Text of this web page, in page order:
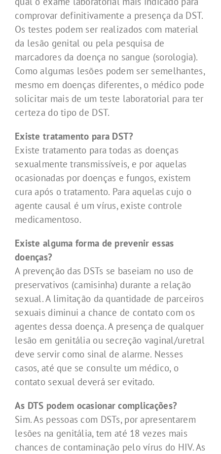
comprovar definitivamente a presença da DST.
Os testes podem ser realizados com material
da lesão genital ou pela pesquisa de
marcadores da doença no sangue (sorologia).
Como algumas lesões podem ser semelhantes,
mesmo em doenças diferentes, o médico pode
solicitar mais de um teste laboratorial para ter
certeza do tipo de DST.
Existe tratamento para DST?
Existe tratamento para todas as doenças
sexualmente transmissíveis, e por aquelas
ocasionadas por doenças e fungos, existem
cura após o tratamento. Para aquelas cujo o
agente causal é um vírus, existe controle
medicamentoso.
Existe alguma forma de prevenir essas
doenças?
A prevenção das DSTs se baseiam no uso de
preservativos (camisinha) durante a relação
sexual. A limitação da quantidade de parceiros
sexuais diminui a chance de contato com os
agentes dessa doença. A presença de qualquer
lesão em genitália ou secreção vaginal/uretral
deve servir como sinal de alarme. Nesses
casos, até que se consulte um médico, o
contato sexual deverá ser evitado.
As DTS podem ocasionar complicações?
Sim. As pessoas com DSTs, por apresentarem
lesões na genitália, tem até 18 vezes mais
chances de contaminação pelo vírus do HIV. As